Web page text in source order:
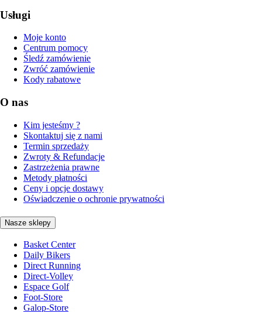
Usługi
Moje konto
Centrum pomocy
Śledź zamówienie
Zwróć zamówienie
Kody rabatowe
O nas
Kim jesteśmy ?
Skontaktuj się z nami
Termin sprzedaży
Zwroty & Refundacje
Zastrzeżenia prawne
Metody płatności
Ceny i opcje dostawy
Oświadczenie o ochronie prywatności
Nasze sklepy
Basket Center
Daily Bikers
Direct Running
Direct-Volley
Espace Golf
Foot-Store
Galop-Store